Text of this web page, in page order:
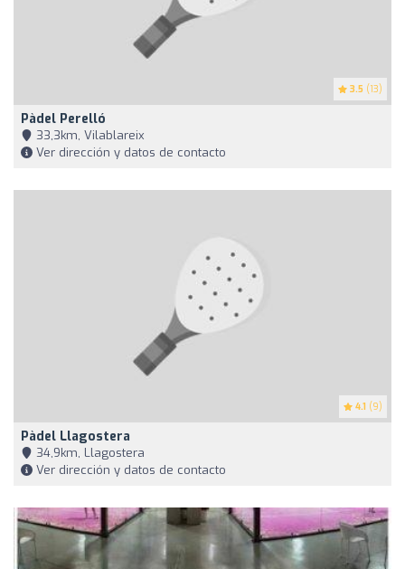
3.5 (13)
Pàdel Perelló
33,3km, Vilablareix
Ver dirección y datos de contacto
4.1 (9)
Pàdel Llagostera
34,9km, Llagostera
Ver dirección y datos de contacto